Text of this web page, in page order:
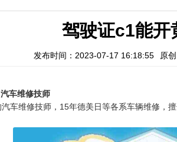
驾驶证c1能开
发布时间：2023-07-17 16:18:55 原创
汽车维修技师